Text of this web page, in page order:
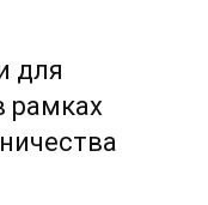
для
рамках